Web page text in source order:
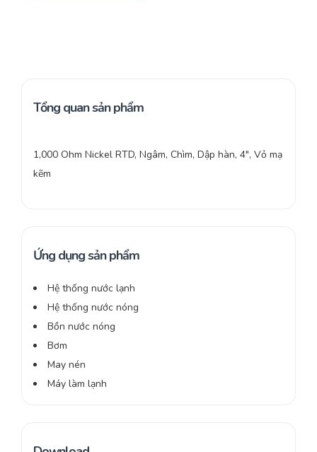
Tổng quan sản phẩm
1,000 Ohm Nickel RTD, Ngâm, Chìm, Dập hàn, 4″, Vỏ mạ
kẽm
Ứng dụng sản phẩm
Hệ thống nước lạnh
Hệ thống nước nóng
Bồn nước nóng
Bơm
May nén
Máy làm lạnh